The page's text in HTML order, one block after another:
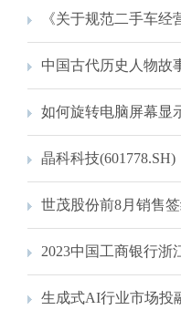
《关于规范二手车
如何旋转电脑屏幕显
2023中国工商银行浙